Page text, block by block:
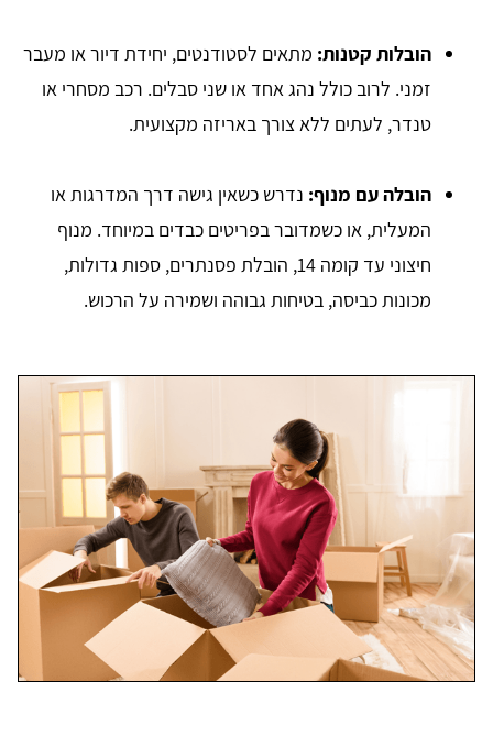
הובלות קטנות: מתאים לסטודנטים, יחידת דיור או מעבר
זמני. לרוב כולל נהג אחד או שני סבלים. רכב מסחרי או
טנדר, לעתים ללא צורך באריזה מקצועית.
הובלה עם מנוף: נדרש כשאין גישה דרך המדרגות או
המעלית, או כשמדובר בפריטים כבדים במיוחד. מנוף
חיצוני עד קומה 14, הובלת פסנתרים, ספות גדולות,
מכונות כביסה, בטיחות גבוהה ושמירה על הרכוש.